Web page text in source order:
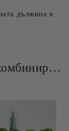
дължина в
Продукта е подобен или се комбинира добре и със следните продукти :